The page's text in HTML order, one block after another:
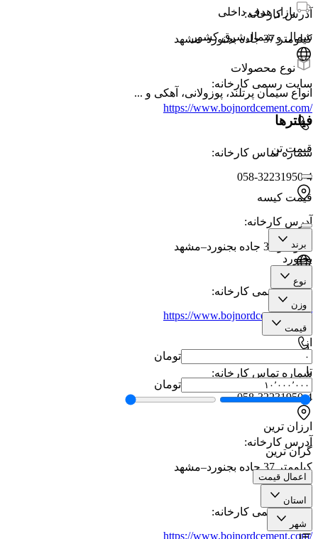
آدرس کارخانه:
کیلومتر 37 جاده بجنورد–مشهد
سایت رسمی کارخانه:
https://www.bojnordcement.com/
شماره تماس کارخانه:
058-32231950-4
آدرس کارخانه:
کیلومتر 37 جاده بجنورد–مشهد
سایت رسمی کارخانه:
https://www.bojnordcement.com/
شماره تماس کارخانه:
058-32231950-4
آدرس کارخانه:
کیلومتر 37 جاده بجنورد–مشهد
سایت رسمی کارخانه:
https://www.bojnordcement.com/
بازار هدف داخلی
شمال و شمال‌شرق کشور
نوع محصولات
انواع سیمان‌ پرتلند، پوزولانی، آهکی و ...
فیلترها
قیمت تن
قیمت کیسه
برند
بجنورد
نوع
وزن
قیمت
تومان
تا
تومان
ارزان ترین
گران ترین
اعمال قیمت
استان
شهر